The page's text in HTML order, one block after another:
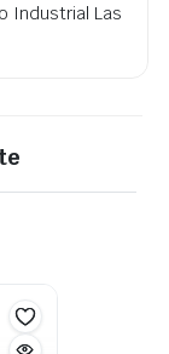
Industrial Las